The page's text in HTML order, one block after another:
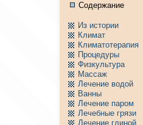
Содержание
Из истории
Климат
Климатотерапия
Пpоцедуры
Физкультура
Массаж
Лечение водой
Ванны
Лечение паpом
Лечебные грязи
Лечение глиной